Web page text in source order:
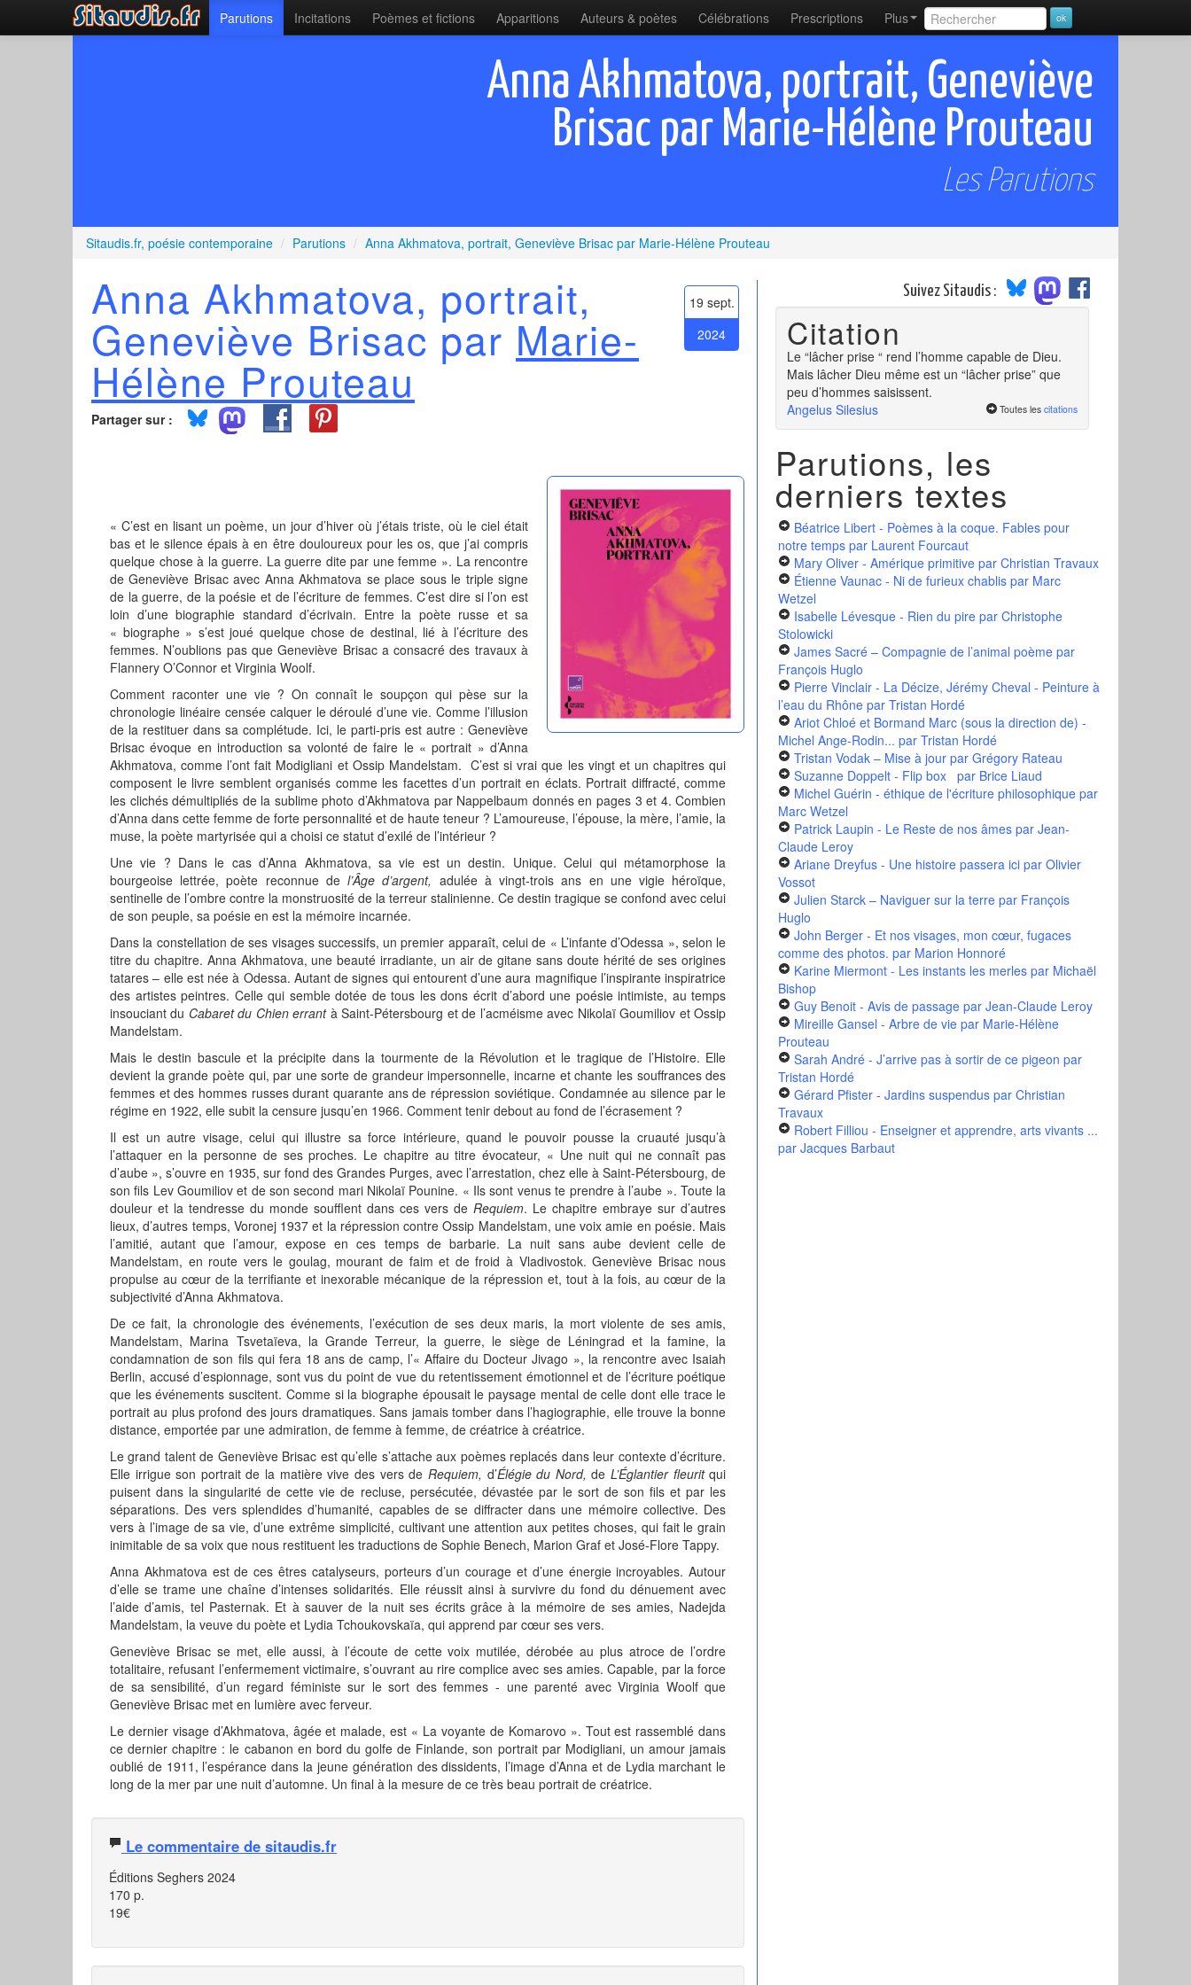
Parutions Incitations Poèmes et fictions Apparitions Auteurs & poètes Célébrations Prescriptions Plus
Anna Akhmatova, portrait, Geneviève
Brisac par Marie-Hélène Prouteau
Les Parutions
Sitaudis.fr, poésie contemporaine / Parutions / Anna Akhmatova, portrait, Geneviève Brisac par Marie-Hélène Prouteau
19 sept.
2024
Anna Akhmatova, portrait,
Geneviève Brisac par Marie-
Hélène Prouteau
Partager sur :
« C’est en lisant un poème, un jour d’hiver où j’étais triste, où le ciel était
bas et le silence épais à en être douloureux pour les os, que j’ai compris
quelque chose à la guerre. La guerre dite par une femme ». La rencontre
de Geneviève Brisac avec Anna Akhmatova se place sous le triple signe
de la guerre, de la poésie et de l’écriture de femmes. C’est dire si l’on est
loin d’une biographie standard d’écrivain. Entre la poète russe et sa
« biographe » s’est joué quelque chose de destinal, lié à l’écriture des
femmes. N’oublions pas que Geneviève Brisac a consacré des travaux à
Flannery O’Connor et Virginia Woolf.
Comment raconter une vie ? On connaît le soupçon qui pèse sur la
chronologie linéaire censée calquer le déroulé d’une vie. Comme l’illusion
de la restituer dans sa complétude. Ici, le parti-pris est autre : Geneviève
Brisac évoque en introduction sa volonté de faire le « portrait » d’Anna
Akhmatova, comme l’ont fait Modigliani et Ossip Mandelstam. C’est si vrai que les vingt et un chapitres qui
composent le livre semblent organisés comme les facettes d’un portrait en éclats. Portrait diffracté, comme
les clichés démultipliés de la sublime photo d’Akhmatova par Nappelbaum donnés en pages 3 et 4. Combien
d’Anna dans cette femme de forte personnalité et de haute teneur ? L’amoureuse, l’épouse, la mère, l’amie, la
muse, la poète martyrisée qui a choisi ce statut d’exilé de l’intérieur ?
Une vie ? Dans le cas d’Anna Akhmatova, sa vie est un destin. Unique. Celui qui métamorphose la
bourgeoise lettrée, poète reconnue del’Âge d’argent, adulée à vingt-trois ans en une vigie héroïque,
sentinelle de l’ombre contre la monstruosité de la terreur stalinienne. Ce destin tragique se confond avec celui
de son peuple, sa poésie en est la mémoire incarnée.
Dans la constellation de ses visages successifs, un premier apparaît, celui de « L’infante d’Odessa », selon le
titre du chapitre. Anna Akhmatova, une beauté irradiante, un air de gitane sans doute hérité de ses origines
tatares – elle est née à Odessa. Autant de signes qui entourent d’une aura magnifique l’inspirante inspiratrice
des artistes peintres. Celle qui semble dotée de tous les dons écrit d’abord une poésie intimiste, au temps
insouciant du Cabaret du Chien errantà Saint-Pétersbourg et de l’acméisme avec Nikolaï Goumiliov et Ossip
Mandelstam.
Mais le destin bascule et la précipite dans la tourmente de la Révolution et le tragique de l’Histoire. Elle
devient la grande poète qui, par une sorte de grandeur impersonnelle, incarne et chante les souffrances des
femmes et des hommes russes durant quarante ans de répression soviétique. Condamnée au silence par le
régime en 1922, elle subit la censure jusqu’en 1966. Comment tenir debout au fond de l’écrasement ?
Il est un autre visage, celui qui illustre sa force intérieure, quand le pouvoir pousse la cruauté jusqu’à
l’attaquer en la personne de ses proches. Le chapitre au titre évocateur, « Une nuit qui ne connaît pas
d’aube », s’ouvre en 1935, sur fond des Grandes Purges, avec l’arrestation, chez elle à Saint-Pétersbourg, de
son fils Lev Goumiliov et de son second mari Nikolaï Pounine. « Ils sont venus te prendre à l’aube ». Toute la
douleur et la tendresse du monde soufflent dans ces vers de Requiem. Le chapitre embraye sur d’autres
lieux, d’autres temps, Voronej 1937 et la répression contre Ossip Mandelstam, une voix amie en poésie. Mais
l’amitié, autant que l’amour, expose en ces temps de barbarie. La nuit sans aube devient celle de
Mandelstam, en route vers le goulag, mourant de faim et de froid à Vladivostok. Geneviève Brisac nous
propulse au cœur de la terrifiante et inexorable mécanique de la répression et, tout à la fois, au cœur de la
subjectivité d’Anna Akhmatova.
De ce fait, la chronologie des événements, l’exécution de ses deux maris, la mort violente de ses amis,
Mandelstam, Marina Tsvetaïeva, la Grande Terreur, la guerre, le siège de Léningrad et la famine, la
condamnation de son fils qui fera 18 ans de camp, l’« Affaire du Docteur Jivago », la rencontre avec Isaiah
Berlin, accusé d’espionnage, sont vus du point de vue du retentissement émotionnel et de l’écriture poétique
que les événements suscitent. Comme si la biographe épousait le paysage mental de celle dont elle trace le
portrait au plus profond des jours dramatiques. Sans jamais tomber dans l’hagiographie, elle trouve la bonne
distance, emportée par une admiration, de femme à femme, de créatrice à créatrice.
Le grand talent de Geneviève Brisac est qu’elle s’attache aux poèmes replacés dans leur contexte d’écriture.
Elle irrigue son portrait de la matière vive des vers de Requiem, d’Élégie du Nord,de L’Églantier fleuritqui
puisent dans la singularité de cette vie de recluse, persécutée, dévastée par le sort de son fils et par les
séparations. Des vers splendides d’humanité, capables de se diffracter dans une mémoire collective. Des
vers à l’image de sa vie, d’une extrême simplicité, cultivant une attention aux petites choses, qui fait le grain
inimitable de sa voix que nous restituent les traductions de Sophie Benech, Marion Graf et José-Flore Tappy.
Anna Akhmatova est de ces êtres catalyseurs, porteurs d’un courage et d’une énergie incroyables. Autour
d’elle se trame une chaîne d’intenses solidarités. Elle réussit ainsi à survivre du fond du dénuement avec
l’aide d’amis, tel Pasternak. Et à sauver de la nuit ses écrits grâce à la mémoire de ses amies, Nadejda
Mandelstam, la veuve du poète et Lydia Tchoukovskaïa, qui apprend par cœur ses vers.
Geneviève Brisac se met, elle aussi, à l’écoute de cette voix mutilée, dérobée au plus atroce de l’ordre
totalitaire, refusant l’enfermement victimaire, s’ouvrant au rire complice avec ses amies. Capable, par la force
de sa sensibilité, d’un regard féministe sur le sort des femmes - une parenté avec Virginia Woolf que
Geneviève Brisac met en lumière avec ferveur.
Le dernier visage d’Akhmatova, âgée et malade, est « La voyante de Komarovo ». Tout est rassemblé dans
ce dernier chapitre : le cabanon en bord du golfe de Finlande, son portrait par Modigliani, un amour jamais
oublié de 1911, l’espérance dans la jeune génération des dissidents, l’image d’Anna et de Lydia marchant le
long de la mer par une nuit d’automne. Un final à la mesure de ce très beau portrait de créatrice.
Le commentaire de sitaudis.fr
Éditions Seghers 2024
170 p.
19€
Suivez Sitaudis :
Citation
Le “lâcher prise “ rend l’homme capable de Dieu.
Mais lâcher Dieu même est un “lâcher prise” que
peu d’hommes saisissent.
Angelus Silesius
Toutes les citations
Parutions, les
derniers textes
Béatrice Libert - Poèmes à la coque. Fables pour
notre tempspar Laurent Fourcaut
Mary Oliver - Amérique primitivepar Christian Travaux
Étienne Vaunac - Ni de furieux chablispar Marc
Wetzel
Isabelle Lévesque - Rien du pirepar Christophe
Stolowicki
James Sacré – Compagnie de l’animal poèmepar
François Huglo
Pierre Vinclair - La Décize, Jérémy Cheval - Peinture à
l’eau du Rhônepar Tristan Hordé
Ariot Chloé et Bormand Marc (sous la direction de) -
Michel Ange-Rodin... par Tristan Hordé
Tristan Vodak – Mise à jourpar Grégory Rateau
Suzanne Doppelt - Flip box par Brice Liaud
Michel Guérin - éthique de l'écriture philosophiquepar
Marc Wetzel
Patrick Laupin - Le Reste de nos âmespar Jean-
Claude Leroy
Ariane Dreyfus - Une histoire passera icipar Olivier
Vossot
Julien Starck – Naviguer sur la terrepar François
Huglo
John Berger - Et nos visages, mon cœur, fugaces
comme des photos. par Marion Honnoré
Karine Miermont - Les instants les merlespar Michaël
Bishop
Guy Benoit - Avis de passagepar Jean-Claude Leroy
Mireille Gansel - Arbre de viepar Marie-Hélène
Prouteau
Sarah André - J’arrive pas à sortir de ce pigeon par
Tristan Hordé
Gérard Pfister - Jardins suspenduspar Christian
Travaux
Robert Filliou - Enseigner et apprendre, arts vivants ...
par Jacques Barbaut